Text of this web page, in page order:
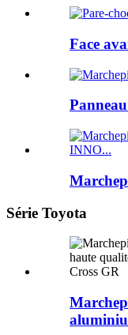
Face
Série Toyota